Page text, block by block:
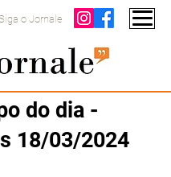
o Jornale
do dia -
18/03/2024